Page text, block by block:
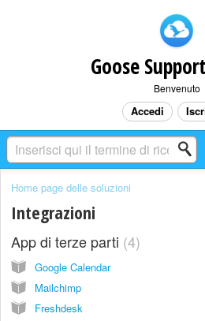
Goose
Benvenuto
Accedi
Home page delle soluzioni
Integrazioni
App di terze parti 4
Google Calendar
Mailchimp
Freshdesk